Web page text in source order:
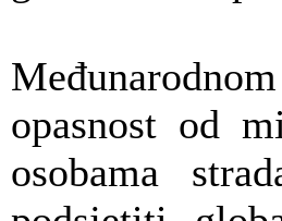
opasnost od
osobama